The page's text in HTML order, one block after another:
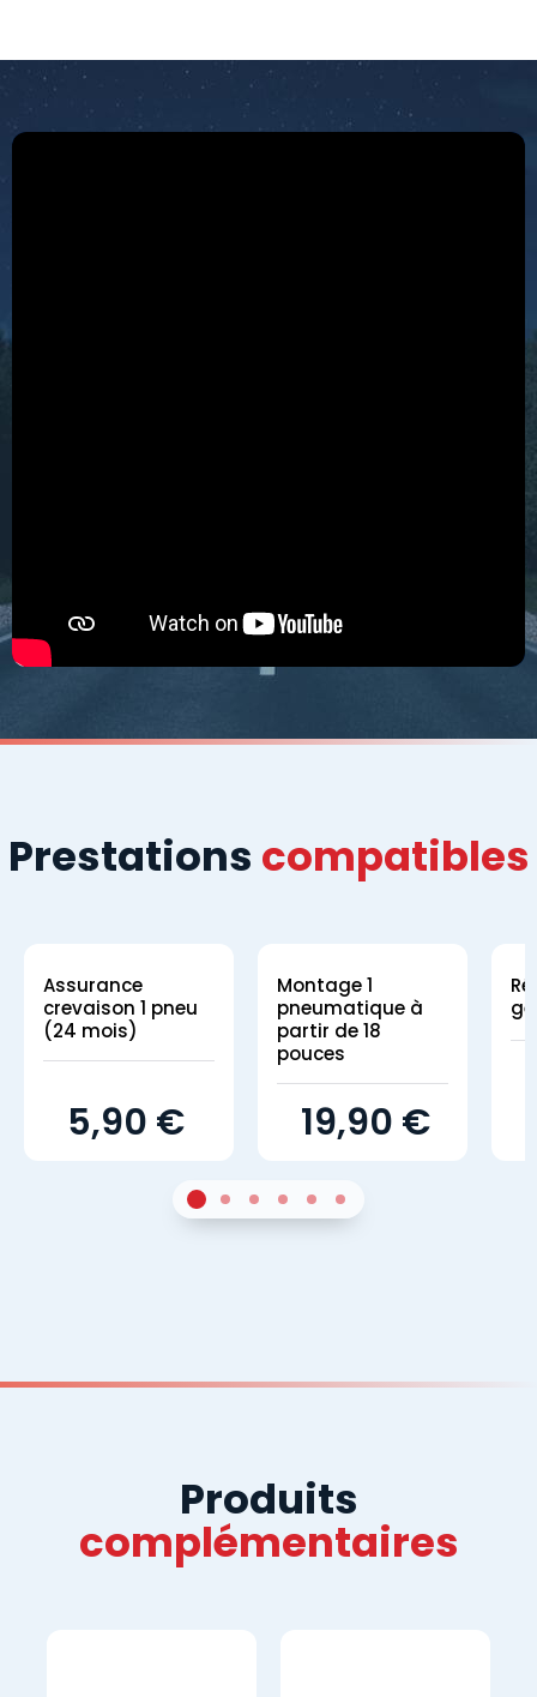
Prestations compatibles
Assurance
crevaison 1 pneu
(24 mois)
5,90 €
Montage 1
pneumatique à
partir de 18
pouces
19,90 €
Sur 42Sur 43Sur 44Sur 45Sur 46Sur 4
Produits
complémentaires